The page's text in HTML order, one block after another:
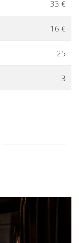
33 €
16 €
25
3